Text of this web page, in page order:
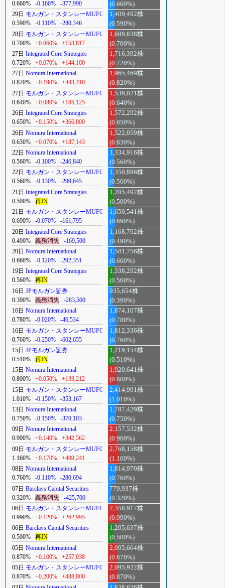
0.660%
-0.160% -377,990
(0.660%)
29日 モルガン・スタンレーMUFG
0.590%
-0.110% -280,346
1,409,492株
(0.590%)
28日 モルガン・スタンレーMUFG
0.700%
+0.060% +153,817
1,689,838株
(0.700%)
27日 Integrated Core Strategies
0.720%
+0.070% +144,100
1,716,392株
(0.720%)
27日 Nomura International
0.820%
+0.190% +443,410
1,965,469株
(0.820%)
27日 モルガン・スタンレーMUFG
0.640%
+0.080% +185,125
1,536,021株
(0.640%)
26日 Integrated Core Strategies
0.650%
+0.150% +366,800
1,572,292株
(0.650%)
26日 Nomura International
0.630%
+0.070% +187,143
1,522,059株
(0.630%)
22日 Nomura International
0.560%
-0.100% -246,840
1,334,916株
(0.560%)
22日 モルガン・スタンレーMUFG
0.560%
-0.130% -299,645
1,350,896株
(0.560%)
21日 Integrated Core Strategies
0.500%
再IN
1,205,492株
(0.500%)
21日 モルガン・スタンレーMUFG
0.690%
-0.070% -161,795
1,650,541株
(0.690%)
20日 Integrated Core Strategies
0.490%
義務消失 -169,500
1,168,792株
(0.490%)
20日 Nomura International
0.660%
-0.120% -292,351
1,581,756株
(0.660%)
19日 Integrated Core Strategies
0.560%
再IN
1,338,292株
(0.560%)
16日 JPモルガン証券
0.390%
義務消失 -283,500
935,654株
(0.390%)
16日 Nomura International
0.780%
-0.020% -46,534
1,874,107株
(0.780%)
16日 モルガン・スタンレーMUFG
0.760%
-0.250% -602,655
1,812,336株
(0.760%)
15日 JPモルガン証券
0.510%
再IN
1,219,154株
(0.510%)
15日 Nomura International
0.800%
+0.050% +133,212
1,920,641株
(0.800%)
15日 モルガン・スタンレーMUFG
1.010%
-0.150% -353,167
2,414,991株
(1.010%)
13日 Nomura International
0.750%
-0.150% -370,103
1,787,429株
(0.750%)
09日 Nomura International
0.900%
+0.140% +342,562
2,157,532株
(0.900%)
09日 モルガン・スタンレーMUFG
1.160%
+0.170% +409,241
2,768,158株
(1.160%)
08日 Nomura International
0.760%
-0.110% -280,694
1,814,970株
(0.760%)
07日 Barclays Capital Securities
0.320%
義務消失 -425,700
779,937株
(0.320%)
06日 モルガン・スタンレーMUFG
0.990%
+0.120% +262,995
2,358,917株
(0.990%)
06日 Barclays Capital Securities
0.500%
再IN
1,205,637株
(0.500%)
05日 Nomura International
0.870%
+0.100% +257,038
2,095,664株
(0.870%)
05日 モルガン・スタンレーMUFG
0.870%
+0.200% +488,800
2,095,922株
(0.870%)